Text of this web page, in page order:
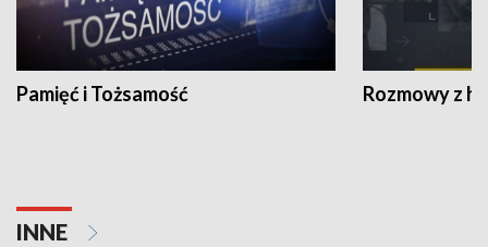
Pamięć i Tożsamość Rozmowy z
INNE